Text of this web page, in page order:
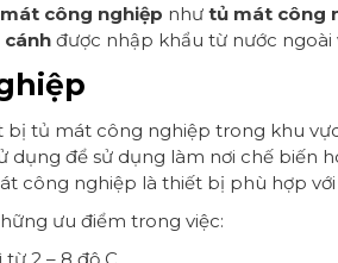
công nghiệp như tủ mát công
được nhập khẩu từ nước ngoài
tủ mát công nghiệp trong khu
dụng để sử dụng làm nơi chế biến
công nghiệp là thiết bị phù hợp
ưu điểm trong việc: